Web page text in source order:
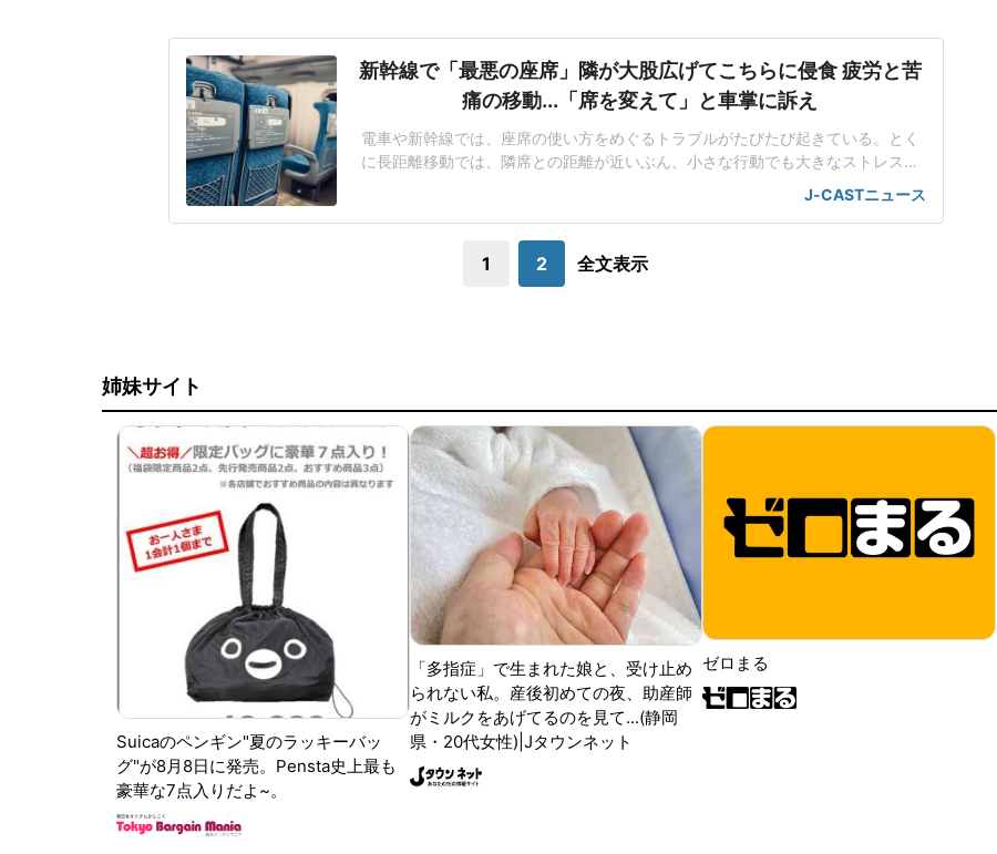
新幹線で「最悪の座席」隣が大股広げてこちらに侵食 疲労と苦
痛の移動...「席を変えて」と車掌に訴え
電車や新幹線では、座席の使い方をめぐるトラブルがたびたび起きている。とく
に長距離移動では、隣席との距離が近いぶん、小さな行動でも大きなストレスに
つながることがある。都内在住の中村彩名さん(仮名・30代)は、関西方面から東
京に向かう新幹線で、思わぬ出来事に直面した。不自然な姿勢で移動する羽目に
して乗車した。車内で仮眠を取るつもり
J-CASTニュース
1 2 全文表示
姉妹サイト
Suicaのペンギン"夏のラッキーバッ
グ"が8月8日に発売。Pensta史上最も
豪華な7点入りだよ~。
「多指症」で生まれた娘と、受け止め
られない私。産後初めての夜、助産師
がミルクをあげてるのを見て...(静岡
県・20代女性)|Jタウンネット
ゼロまる